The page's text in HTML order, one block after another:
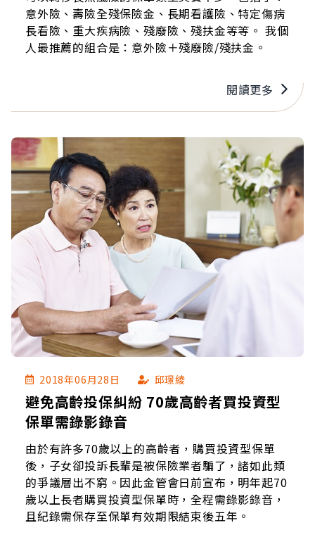
意外險、壽險全殘保險金、長期看護險、特定傷病
長看險、重大疾病險、殘廢險、殘扶金等等。 我個
人最推薦的組合是：意外險＋殘廢險/殘扶金。
閱讀更多
2018年06月28日 邱璟綾
避免高齡投保糾紛 70歲高齡者買投資型
保單需錄影錄音
由於有許多70歲以上的高齡者，購買投資型保單
後，子女卻投訴長輩是被保險業者騙了，諸如此類
的爭議層出不窮。因此金管會日前宣布，明年起70
歲以上長者購買投資型保單時，全程需錄影錄音，
且紀錄需保存至保單有效期限結束後五年。